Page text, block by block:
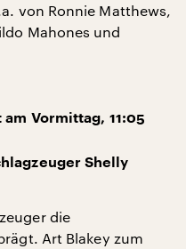
von Ronnie Matthews,
Mahones und
am Vormittag, 11:05
Shelly
die
Art Blakey zum